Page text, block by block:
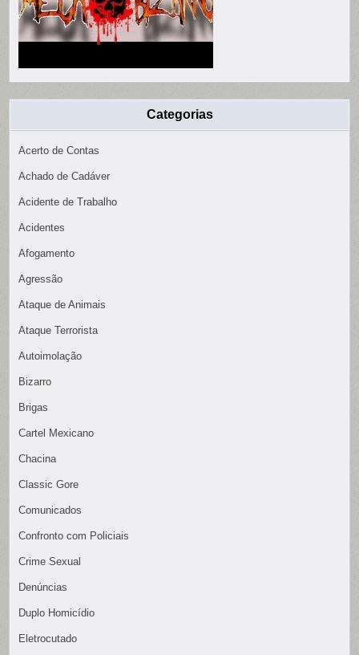
Categorias
Acerto de Contas
Achado de Cadáver
Acidente de Trabalho
Acidentes
Afogamento
Agressão
Ataque de Animais
Ataque Terrorista
Autoimolação
Bizarro
Brigas
Cartel Mexicano
Chacina
Classic Gore
Comunicados
Confronto com Policiais
Crime Sexual
Denúncias
Duplo Homicídio
Eletrocutado